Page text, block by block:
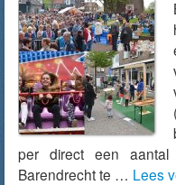
per direct een aantal
Barendrecht te … Lees